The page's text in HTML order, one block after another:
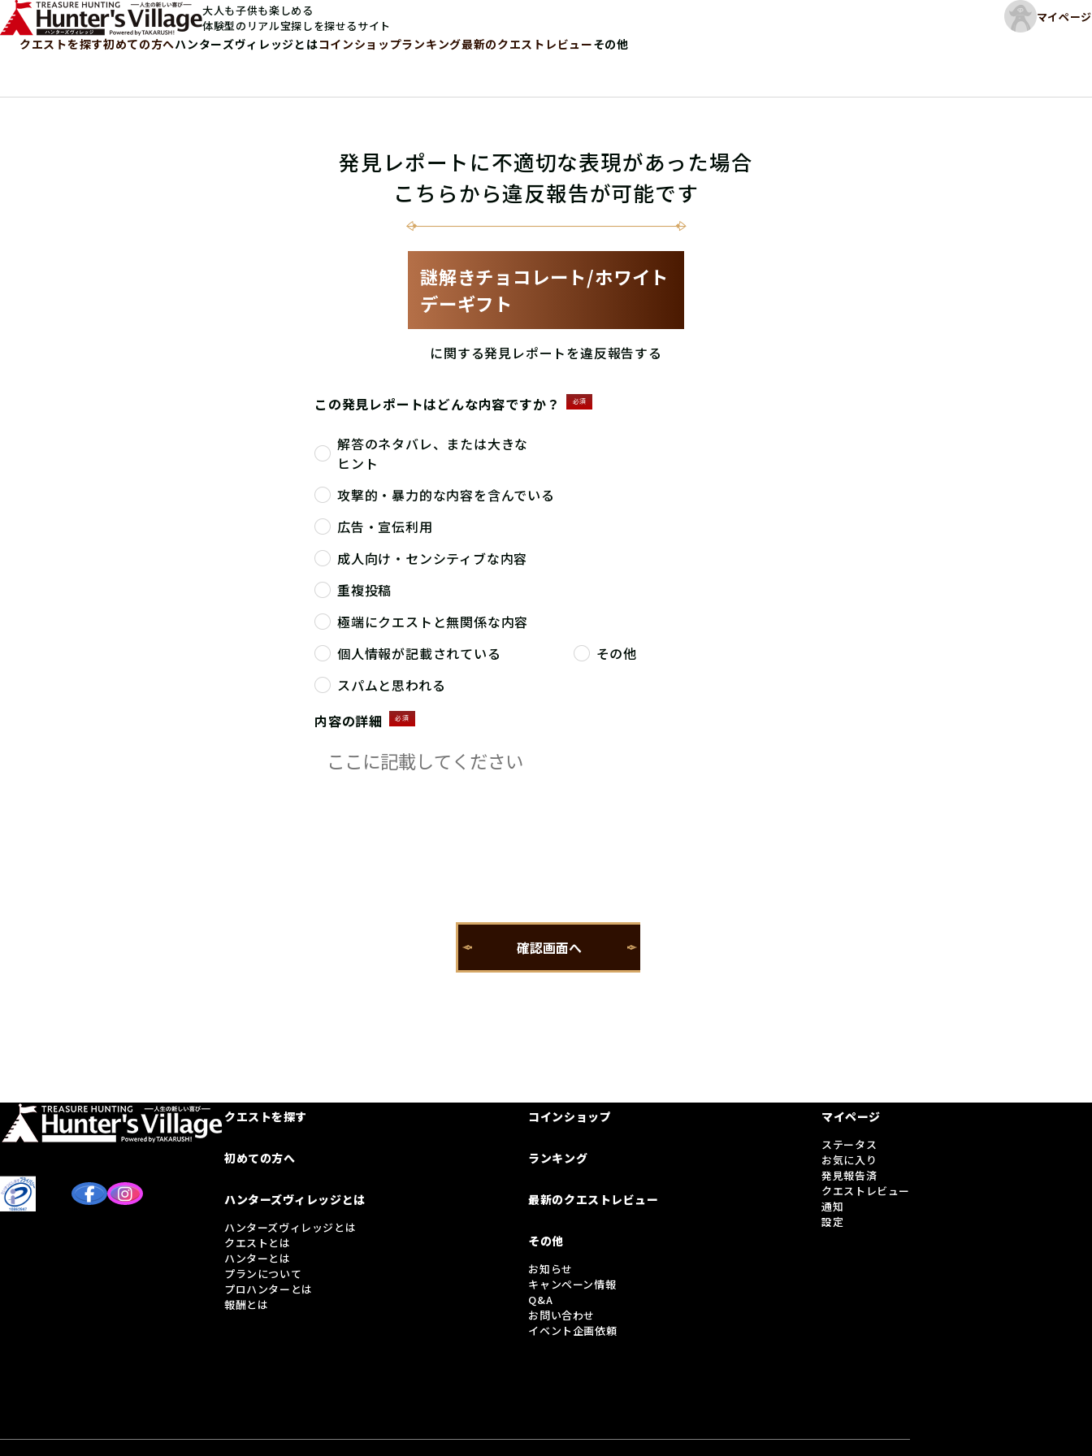
大人も子供も楽しめる
体験型のリアル宝探しを探せるサイト
マイページ
クエストを探す初めての方へハンターズヴィレッジとはコインショップランキング最新のクエストレビューその他
発見レポートに不適切な表現があった場合
こちらから違反報告が可能です
謎解きチョコレート/ホワイト
デーギフト
に関する発見レポートを違反報告する
この発見レポートはどんな内容ですか？ 必須
解答のネタバレ、または大きな
ヒント
攻撃的・暴力的な内容を含んでいる
広告・宣伝利用
成人向け・センシティブな内容
重複投稿
極端にクエストと無関係な内容
個人情報が記載されている
その他
スパムと思われる
内容の詳細
必須
クエストを探す
初めての方へ
ハンターズヴィレッジとは
ハンターズヴィレッジとは
クエストとは
ハンターとは
プランについて
プロハンターとは
報酬とは
コインショップ
ランキング
最新のクエストレビュー
その他
お知らせ
キャンペーン情報
Q&A
お問い合わせ
イベント企画依頼
マイページ
ステータス
お気に入り
発見報告済
クエストレビュー
通知
設定